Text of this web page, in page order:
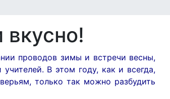
проводов зимы и встречи весны,
В этом году, как и всегда,
только так можно разбудить